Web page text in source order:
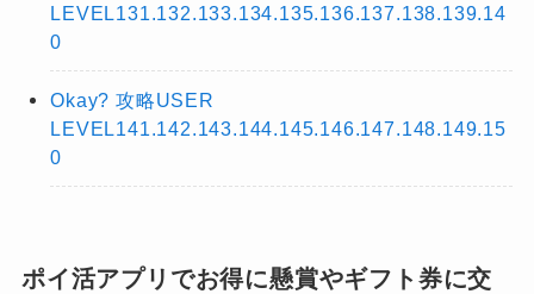
LEVEL131.132.133.134.135.136.137.138.139.14
0
Okay? 攻略USER
LEVEL141.142.143.144.145.146.147.148.149.15
0
ポイ活アプリでお得に懸賞やギフト券に交